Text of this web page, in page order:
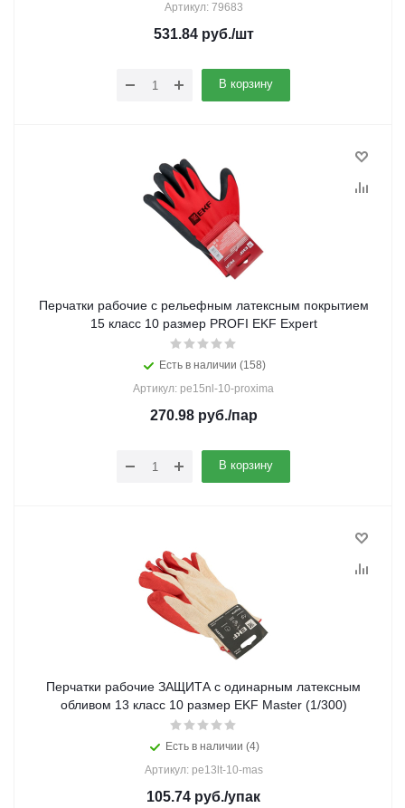
Артикул: 79683
531.84руб./шт
В корзину
Перчатки рабочие с рельефным латексным покрытием
15 класс 10 размер PROFI EKF Expert
Есть в наличии (158)
Артикул: pe15nl-10-proxima
270.98руб./пар
В корзину
Перчатки рабочие ЗАЩИТА с одинарным латексным
обливом 13 класс 10 размер EKF Master (1/300)
Есть в наличии (4)
Артикул: pe13lt-10-mas
105.74 руб./упак